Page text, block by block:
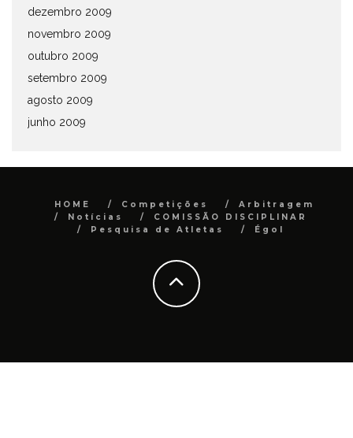
dezembro 2009
novembro 2009
outubro 2009
setembro 2009
agosto 2009
junho 2009
HOME Competições
Arbitragem
Notícias
COMISSÃO DISCIPLINAR
Pesquisa de Atletas
Égol